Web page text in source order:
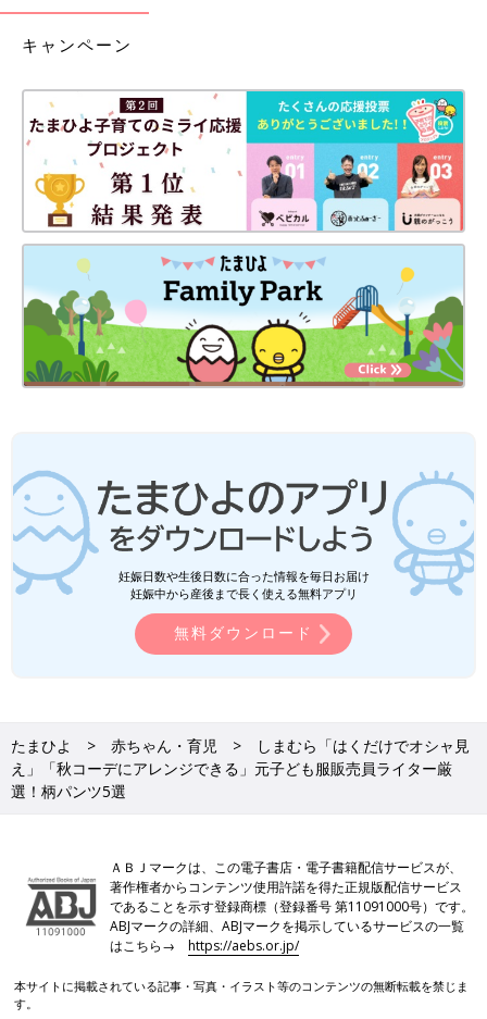
キャンペーン
妊娠日数や生後日数に合った情報を毎日お届け
妊娠中から産後まで長く使える無料アプリ
無料ダウンロード
たまひよ 赤ちゃん・育児
しまむら「はくだけでオシャ見
え」「秋コーデにアレンジできる」元子ども服販売員ライター厳
選！柄パンツ5選
ＡＢＪマークは、この電子書店・電子書籍配信サービスが、
著作権者からコンテンツ使用許諾を得た正規版配信サービス
であることを示す登録商標（登録番号 第11091000号）です。
ABJマークの詳細、ABJマークを掲示しているサービスの一覧
はこちら→https://aebs.or.jp/
本サイトに掲載されている記事・写真・イラスト等のコンテンツの無断転載を禁じま
す。